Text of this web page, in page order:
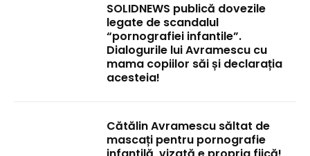
SOLIDNEWS publică dovezile
legate de scandalul
“pornografiei infantile”.
Dialogurile lui Avramescu cu
mama copiilor săi și declarația
acesteia!
Cătălin Avramescu săltat de
mascați pentru pornografie